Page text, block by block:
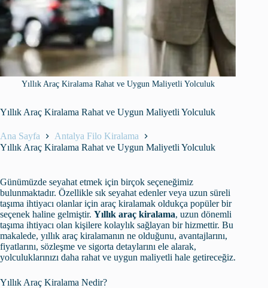
Yıllık Araç Kiralama Rahat ve Uygun Maliyetli Yolculuk
Yıllık Araç Kiralama Rahat ve Uygun Maliyetli Yolculuk
Ana Sayfa
Antalya Filo Kiralama
Yıllık Araç Kiralama Rahat ve Uygun Maliyetli Yolculuk
Günümüzde seyahat etmek için birçok seçeneğimiz
bulunmaktadır. Özellikle sık seyahat edenler veya uzun süreli
taşıma ihtiyacı olanlar için araç kiralamak oldukça popüler bir
seçenek haline gelmiştir. Yıllık araç kiralama, uzun dönemli
taşıma ihtiyacı olan kişilere kolaylık sağlayan bir hizmettir. Bu
makalede, yıllık araç kiralamanın ne olduğunu, avantajlarını,
fiyatlarını, sözleşme ve sigorta detaylarını ele alarak,
yolculuklarınızı daha rahat ve uygun maliyetli hale getireceğiz.
Yıllık Araç Kiralama Nedir?